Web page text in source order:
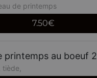
de printemps
7.50€
printemps au boeuf